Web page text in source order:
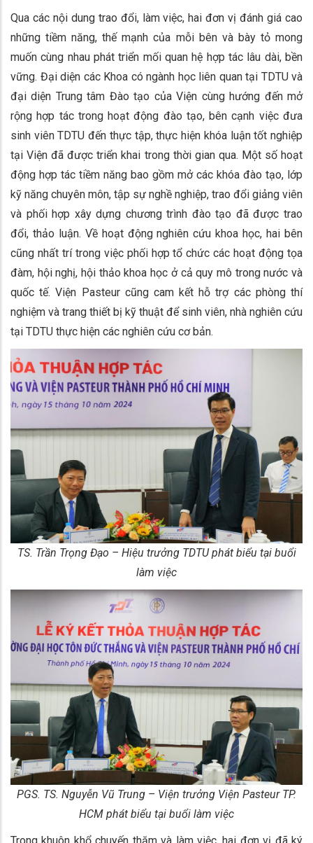
Qua các nội dung trao đổi, làm việc, hai đơn vị đánh giá cao
những tiềm năng, thế mạnh của mỗi bên và bày tỏ mong
muốn cùng nhau phát triển mối quan hệ hợp tác lâu dài, bền
vững. Đại diện các Khoa có ngành học liên quan tại TDTU và
đại diện Trung tâm Đào tạo của Viện cùng hướng đến mở
rộng hợp tác trong hoạt động đào tạo, bên cạnh việc đưa
sinh viên TDTU đến thực tập, thực hiện khóa luận tốt nghiệp
tại Viện đã được triển khai trong thời gian qua. Một số hoạt
động hợp tác tiềm năng bao gồm mở các khóa đào tạo, lớp
kỹ năng chuyên môn, tập sự nghề nghiệp, trao đổi giảng viên
và phối hợp xây dựng chương trình đào tạo đã được trao
đổi, thảo luận. Về hoạt động nghiên cứu khoa học, hai bên
cũng nhất trí trong việc phối hợp tổ chức các hoạt động tọa
đàm, hội nghị, hội thảo khoa học ở cả quy mô trong nước và
quốc tế. Viện Pasteur cũng cam kết hỗ trợ các phòng thí
nghiệm và trang thiết bị kỹ thuật để sinh viên, nhà nghiên cứu
tại TDTU thực hiện các nghiên cứu cơ bản.
TS. Trần Trọng Đạo – Hiệu trưởng TDTU phát biểu tại buổi
làm việc
PGS. TS. Nguyễn Vũ Trung – Viện trưởng Viện Pasteur TP.
HCM phát biểu tại buổi làm việc